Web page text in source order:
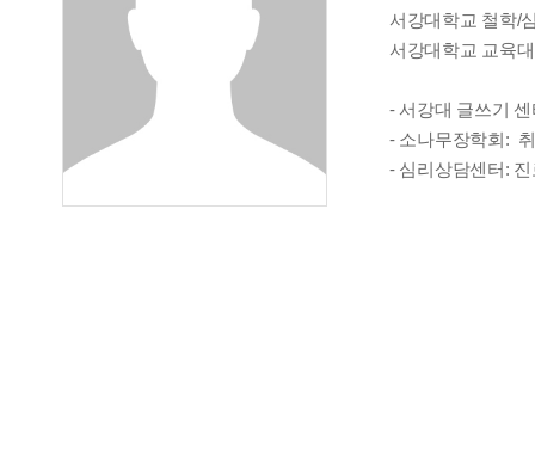
서강대학교 철학/
서강대학교 교육
- 서강대 글쓰기 센
- 소나무장학회:
- 심리상담센터: